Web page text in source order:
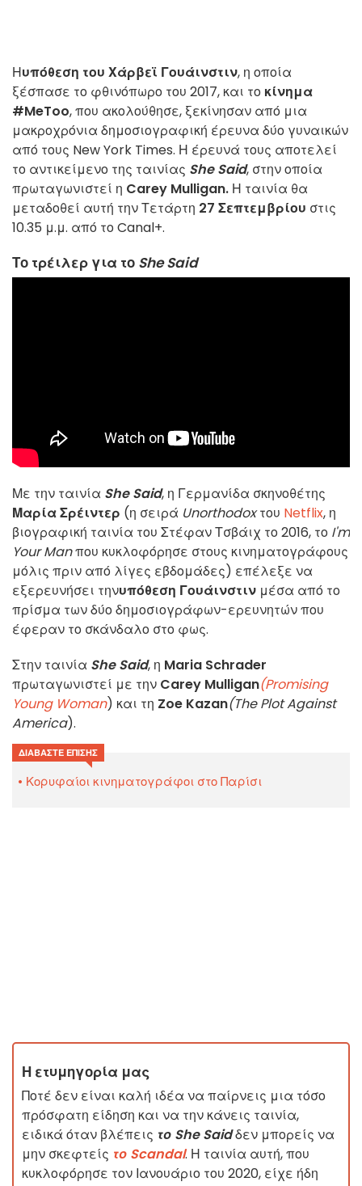
Ηυπόθεση του Χάρβεϊ Γουάινστιν, η οποία
ξέσπασε το φθινόπωρο του 2017, και το κίνημα
#MeToo, που ακολούθησε, ξεκίνησαν από μια
μακροχρόνια δημοσιογραφική έρευνα δύο γυναικών
από τους New York Times. Η έρευνά τους αποτελεί
το αντικείμενο της ταινίας She Said, στην οποία
πρωταγωνιστεί η Carey Mulligan. Η ταινία θα
μεταδοθεί αυτή την Τετάρτη 27 Σεπτεμβρίου στις
10.35 μ.μ. από το Canal+.
Το τρέιλερ για το She Said
Με την ταινία She Said, η Γερμανίδα σκηνοθέτης
Μαρία Σρέιντερ (η σειρά Unorthodoxτου Netflix, η
βιογραφική ταινία του Στέφαν Τσβάιχ το 2016, το I'm
Your Manπου κυκλοφόρησε στους κινηματογράφους
μόλις πριν από λίγες εβδομάδες) επέλεξε να
εξερευνήσει τηνυπόθεση Γουάινστιν μέσα από το
πρίσμα των δύο δημοσιογράφων-ερευνητών που
έφεραν το σκάνδαλο στο φως.
Στην ταινία She Said, η Maria Schrader
πρωταγωνιστεί με την Carey Mulligan(Promising
Young Woman) και τη Zoe Kazan(The Plot Against
America).
ΔΙΑΒΆΣΤΕ ΕΠΊΣΗΣ
Κορυφαίοι κινηματογράφοι στο Παρίσι
Η ετυμηγορία μας
Ποτέ δεν είναι καλή ιδέα να παίρνεις μια τόσο
πρόσφατη είδηση και να την κάνεις ταινία,
ειδικά όταν βλέπεις το She Saidδεν μπορείς να
μην σκεφτείς το Scandal. Η ταινία αυτή, που
κυκλοφόρησε τον Ιανουάριο του 2020, είχε ήδη